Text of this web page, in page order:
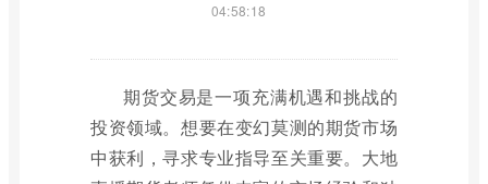
04:58:18
期货交易是一项充满机遇和挑战的
投资领域。想要在变幻莫测的期货市场
中获利，寻求专业指导至关重要。大地